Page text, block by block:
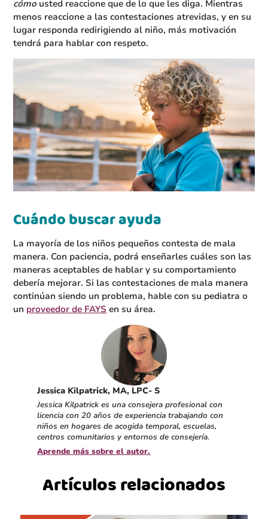
cómousted reaccione que de lo que les diga. Mientras
menos reaccione a las contestaciones atrevidas, y en su
lugar responda redirigiendo al niño, más motivación
tendrá para hablar con respeto.
Cuándo buscar ayuda
La mayoría de los niños pequeños contesta de mala
manera. Con paciencia, podrá enseñarles cuáles son las
maneras aceptables de hablar y su comportamiento
debería mejorar. Si las contestaciones de mala manera
continúan siendo un problema, hable con su pediatra o
un proveedor de FAYS en su área.
Jessica Kilpatrick, MA, LPC- S
Jessica Kilpatrick es una consejera profesional con
licencia con 20 años de experiencia trabajando con
niños en hogares de acogida temporal, escuelas,
centros comunitarios y entornos de consejería.
Aprende más sobre el autor.
Artículos relacionados